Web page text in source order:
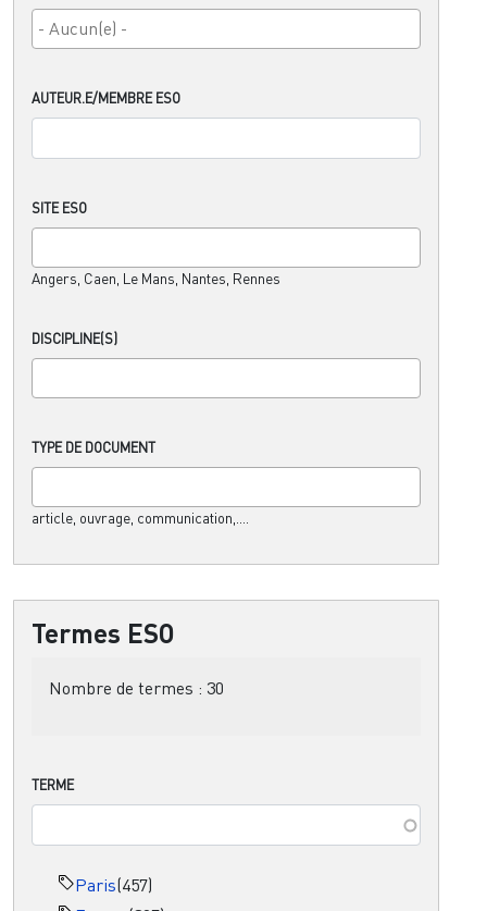
AUTEUR.E/MEMBRE ESO
SITE ESO
Angers, Caen, Le Mans, Nantes, Rennes
DISCIPLINE(S)
TYPE DE DOCUMENT
article, ouvrage, communication,....
Termes ESO
Nombre de termes : 30
TERME
Paris(457)